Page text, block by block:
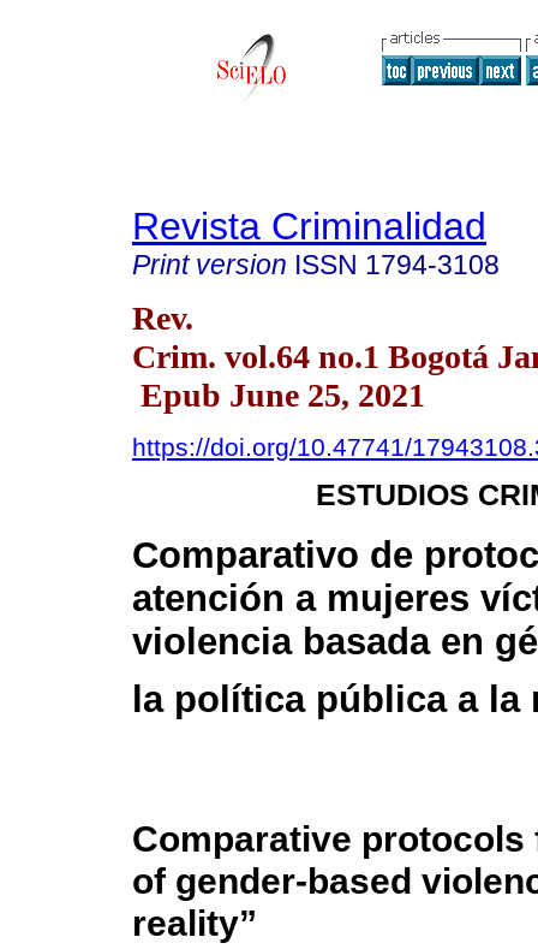
Revista Criminalidad
Print version ISSN 1794-3108
Rev.
Crim. vol.64 no.1 Bogotá
Epub June 25, 2021
https://doi.org/10.47741/
ESTUDIOS
Comparativo de
atención a mujeres
violencia basada en
la política pública a la
Comparative
of gender-based
reality”